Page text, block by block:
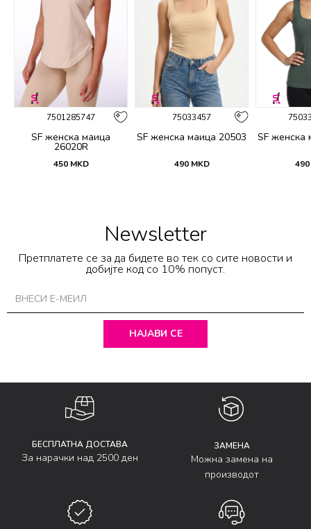
7501285747
SF женска маица
26020R
450 MKD
75033457
SF женска маица 20503
490 MKD
SF женска
490
Newsletter
Претплатете се за да бидете во тек со сите новости и
добијте код со 10% попуст.
НАЈАВИ СЕ
БЕСПЛАТНА ДОСТАВА
За нарачки над 2500 ден
ЗАМЕНА
Можна замена на
производот